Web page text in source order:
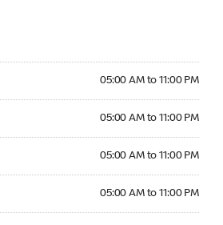
05:00 AM to 11:00 PM
05:00 AM to 11:00 PM
05:00 AM to 11:00 PM
05:00 AM to 11:00 PM